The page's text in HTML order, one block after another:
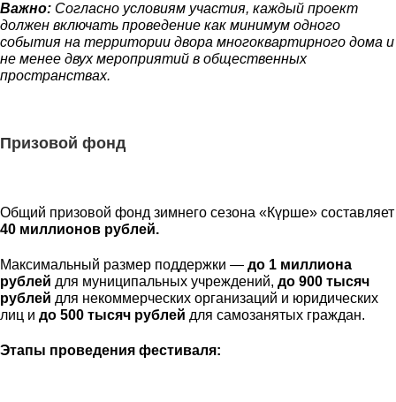
Важно: Согласно условиям участия, каждый проект
должен включать проведение как минимум одного
события на территории двора многоквартирного дома и
не менее двух мероприятий в общественных
пространствах.
Призовой фонд
Общий призовой фонд зимнего сезона «Күрше» составляет
40 миллионов рублей.
Максимальный размер поддержки — до 1 миллиона
рублей для муниципальных учреждений, до 900 тысяч
рублей для некоммерческих организаций и юридических
лиц и до 500 тысяч рублей для самозанятых граждан.
Этапы проведения фестиваля: